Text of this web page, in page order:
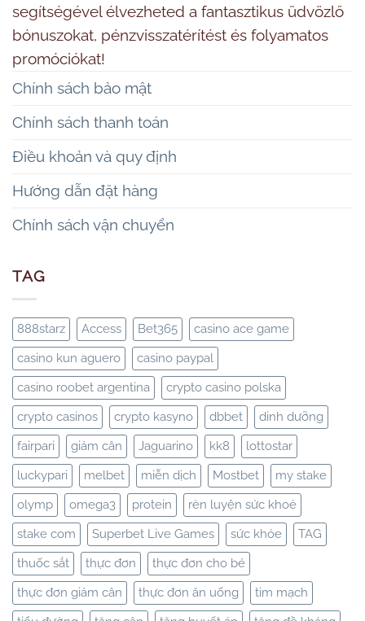
segítségével élvezheted a fantasztikus üdvözlő
bónuszokat, pénzvisszatérítést és folyamatos
promóciókat!
Chính sách bảo mật
Chính sách thanh toán
Điều khoản và quy định
Hướng dẫn đặt hàng
Chính sách vận chuyển
TAG
888starz Access Bet365
casino ace game
casino kun aguero
casino paypal
casino roobet argentina
crypto casino polska
crypto casinos
crypto kasyno dbbet
dinh dưỡng
fairpari
giảm cân Jaguarino kk8
lottostar
luckypari
melbet miễn dịch Mostbet
my stake
olymp
omega3 protein
rèn luyện sức khoẻ
stake com
Superbet Live Games sức khỏe
TAG
thuốc sắt
thực đơn
thực đơn cho bé
thực đơn giảm cân
thực đơn ăn uống
tim mạch